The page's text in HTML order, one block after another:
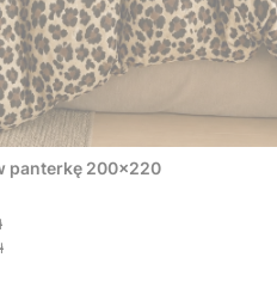
panterkę 200x220